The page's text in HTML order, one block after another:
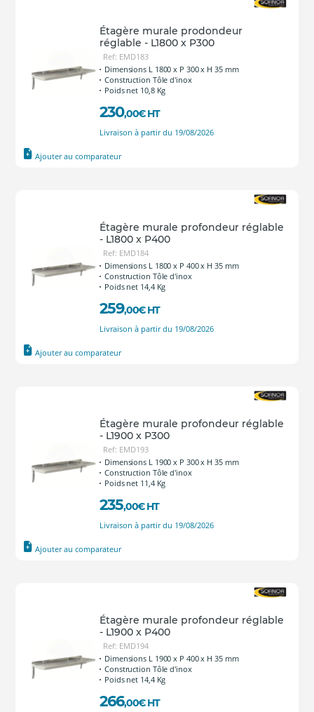
Étagère murale prodondeur
réglable - L1800 x P300
Ref: EMD183
Dimensions L 1800 x P 300 x H 35 mm
Construction Tôle d'inox
Poids net 10,8 Kg
230,00€ HT
Livraison à partir du 19/08/2026
Ajouter au comparateur
Étagère murale profondeur réglable
- L1800 x P400
Ref: EMD184
Dimensions L 1800 x P 400 x H 35 mm
Construction Tôle d'inox
Poids net 14,4 Kg
259,00€ HT
Livraison à partir du 19/08/2026
Ajouter au comparateur
Étagère murale profondeur réglable
- L1900 x P300
Ref: EMD193
Dimensions L 1900 x P 300 x H 35 mm
Construction Tôle d'inox
Poids net 11,4 Kg
235,00€ HT
Livraison à partir du 19/08/2026
Ajouter au comparateur
Étagère murale profondeur réglable
- L1900 x P400
Ref: EMD194
Dimensions L 1900 x P 400 x H 35 mm
Construction Tôle d'inox
Poids net 14,4 Kg
266,00€ HT